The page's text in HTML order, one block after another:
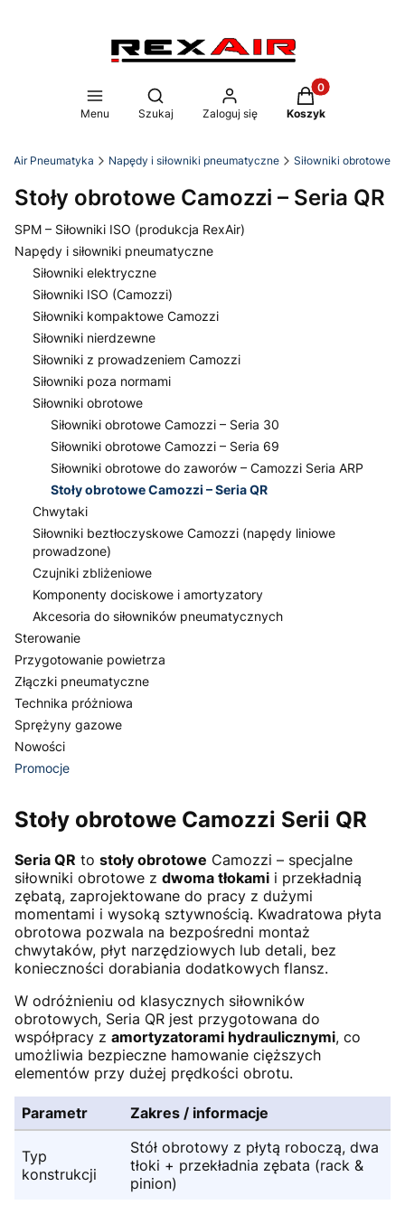
Menu
Otwórz wyszukiwarkę
Szukaj Zaloguj się
Produkty w
Koszyk
Pneumatyka Napędy i siłowniki pneumatyczne Siłowniki obrotowe
Stoły obrotowe Camozzi – Seria QR
SPM – Siłowniki ISO (produkcja RexAir)
Napędy i siłowniki pneumatyczne
Siłowniki elektryczne
Siłowniki ISO (Camozzi)
Siłowniki kompaktowe Camozzi
Siłowniki nierdzewne
Siłowniki z prowadzeniem Camozzi
Siłowniki poza normami
Siłowniki obrotowe
Siłowniki obrotowe Camozzi – Seria 30
Siłowniki obrotowe Camozzi – Seria 69
Siłowniki obrotowe do zaworów – Camozzi Seria ARP
Stoły obrotowe Camozzi – Seria QR
Chwytaki
Siłowniki beztłoczyskowe Camozzi (napędy liniowe
prowadzone)
Czujniki zbliżeniowe
Komponenty dociskowe i amortyzatory
Akcesoria do siłowników pneumatycznych
Sterowanie
Przygotowanie powietrza
Złączki pneumatyczne
Technika próżniowa
Sprężyny gazowe
Nowości
Promocje
Stoły obrotowe Camozzi Serii QR
Seria QR to stoły obrotowe Camozzi – specjalne
siłowniki obrotowe z dwoma tłokami i przekładnią
zębatą, zaprojektowane do pracy z dużymi
momentami i wysoką sztywnością. Kwadratowa płyta
obrotowa pozwala na bezpośredni montaż
chwytaków, płyt narzędziowych lub detali, bez
konieczności dorabiania dodatkowych flansz.
W odróżnieniu od klasycznych siłowników
obrotowych, Seria QR jest przygotowana do
współpracy z amortyzatorami hydraulicznymi, co
umożliwia bezpieczne hamowanie cięższych
elementów przy dużej prędkości obrotu.
Parametr Zakres / informacje
Typ
konstrukcji
Stół obrotowy z płytą roboczą, dwa
tłoki + przekładnia zębata (rack &
pinion)